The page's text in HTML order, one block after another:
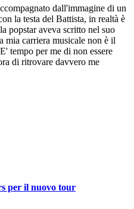
dall'immagine di un
la testa del Battista, in realtà è
popstar aveva scritto nel suo
mia carriera musicale non è il
tempo per me di non essere
di ritrovare davvero me
per il nuovo tour